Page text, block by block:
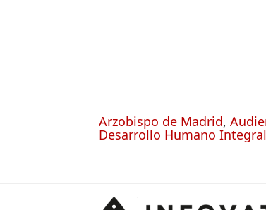
Arzobispo de Madrid,
Desarrollo Humano Integral